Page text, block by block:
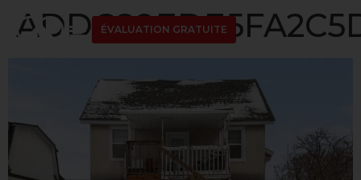
ÉVALUATION GRATUITE